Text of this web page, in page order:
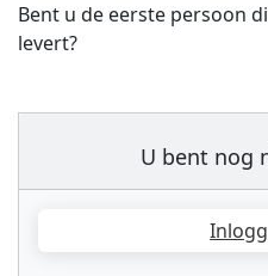
Bent u de eerste persoon
levert?
U bent nog